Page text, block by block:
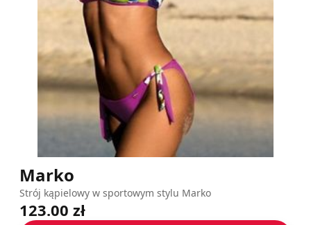
Marko
Strój kąpielowy w sportowym stylu Marko
123.00 zł